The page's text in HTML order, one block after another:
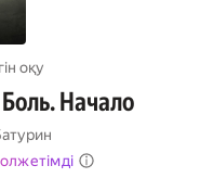
оқу
Начало